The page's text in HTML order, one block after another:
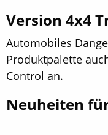
Version 4x4
Automobiles
Produktpalette
Control an.
Neuheiten